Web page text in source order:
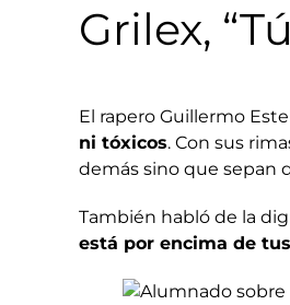
Grilex,
El rapero Guillermo
ni tóxicos. Con sus
demás sino que sepan
También habló de la
está por encima de